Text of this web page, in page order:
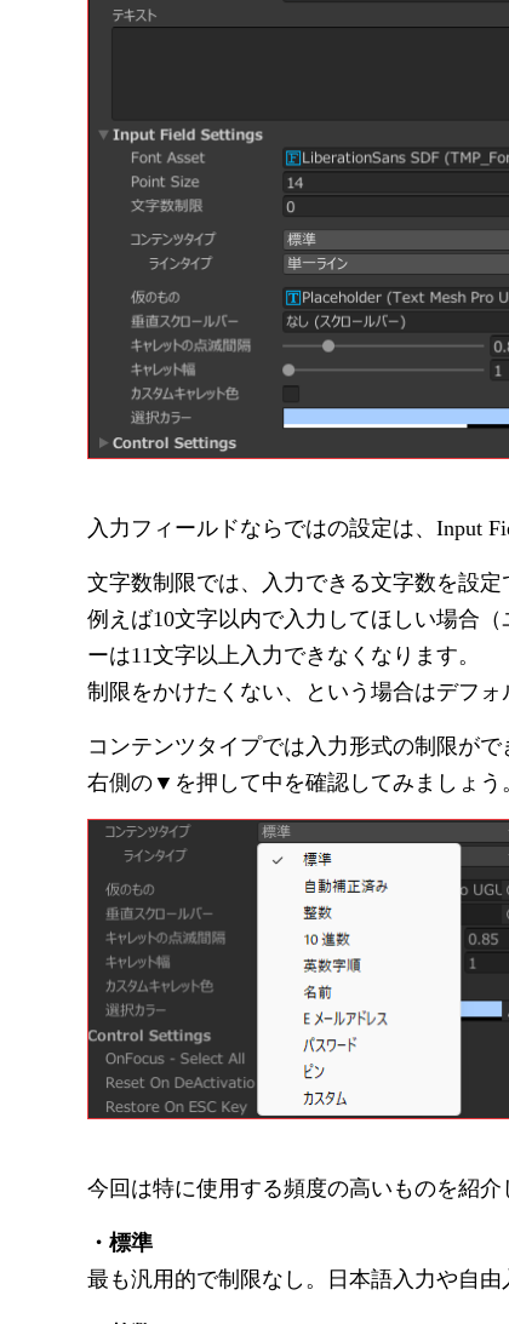
入力フィールドならではの設定は、Input
文字数制限では、入力できる文字数を設定
例えば10文字以内で入力してほしい場合
ーは11文字以上入力できなくなります。
制限をかけたくない、という場合はデフォ
コンテンツタイプでは入力形式の制限がで
右側の▼を押して中を確認してみましょう
今回は特に使用する頻度の高いものを紹介
・標準
最も汎用的で制限なし。日本語入力や自由